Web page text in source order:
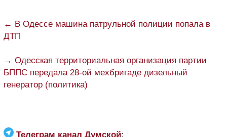
← В Одессе машина патрульной полиции попала в
ДТП
→ Одесская территориальная организация партии
БППС передала 28-ой мехбригаде дизельный
генератор (политика)
Телеграм канал Думской: